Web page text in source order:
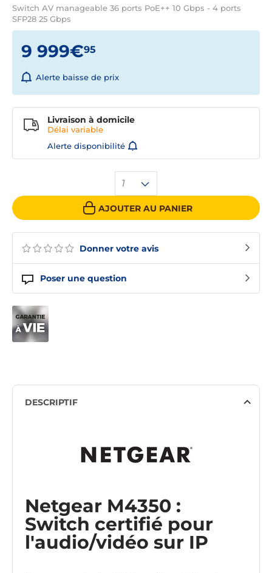
Switch AV manageable 36 ports PoE++ 10 Gbps - 4 ports
SFP28 25 Gbps
Donner votre avis
Poser une question
9 999€95
Alerte baisse de prix
1
AJOUTER AU PANIER
Livraison à domicile
Délai variable
Alerte disponibilité
DESCRIPTIF
Netgear M4350 :
Switch certifié pour
l'audio/vidéo sur IP